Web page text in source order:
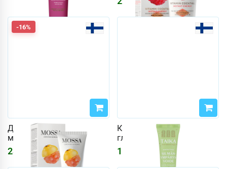
-16%
Дневной крем Mossa 50
мл Glow Cocktail
2366 ₽2825₽
Крем для кожи вокруг
глаз Taika 15 мл
1541